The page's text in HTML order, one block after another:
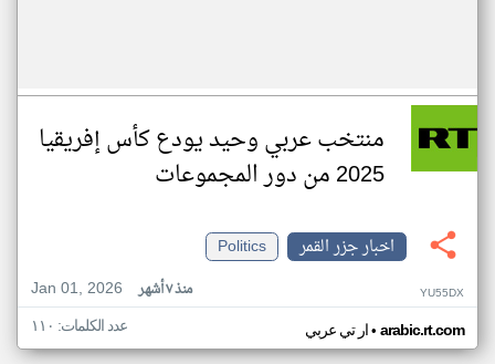
منتخب عربي وحيد يودع كأس إفريقيا
2025 من دور المجموعات
اخبار جزر القمر
Politics
Jan 01, 2026
منذ ٧ أشهر YU55DX
ار تي عربي• arabic.rt.com عدد الكلمات: ١١٠